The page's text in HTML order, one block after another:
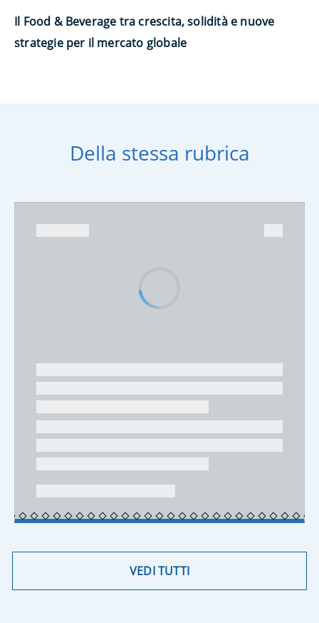
Il Food & Beverage tra crescita, solidità e nuove
strategie per il mercato globale
Della stessa rubrica
VEDI TUTTI